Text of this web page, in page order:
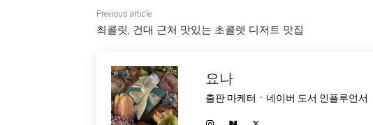
Previous article
최콜릿, 건대 근처 맛있는 초콜렛 디저트 맛집
요나
출판 마케터ㆍ네이버 도서 인플루언서